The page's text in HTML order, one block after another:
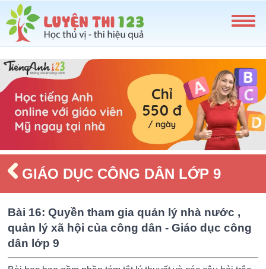
GIÁO DỤC CÔNG DÂN LỚP 9
Bài 16: Quyền tham gia quản lý nhà nước ,
quản lý xã hội của công dân - Giáo dục công
dân lớp 9